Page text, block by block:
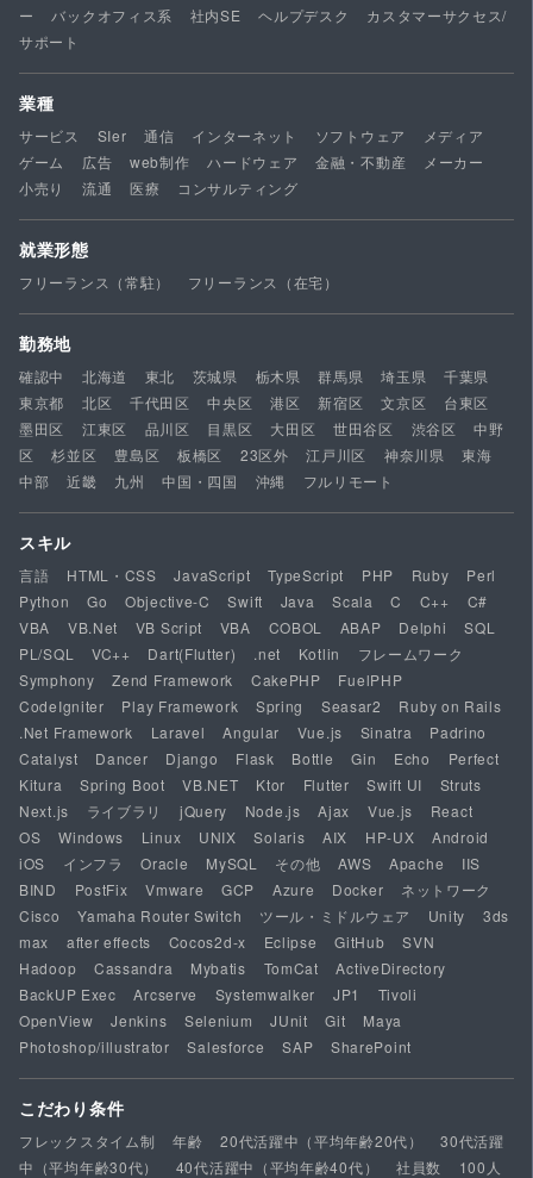
ー
バックオフィス系 社内SE ヘルプデスク
カスタマーサクセス/
サポート
業種
サービス SIer 通信 インターネット ソフトウェア
メディア
ゲーム
広告 web制作 ハードウェア 金融・不動産
メーカー
小売り
流通 医療 コンサルティング
就業形態
フリーランス（常駐） フリーランス（在宅）
勤務地
確認中 北海道 東北 茨城県 栃木県 群馬県 埼玉県
千葉県
東京都
北区 千代田区 中央区 港区 新宿区 文京区
台東区
墨田区
江東区 品川区 目黒区 大田区 世田谷区 渋谷区
中野
区
杉並区 豊島区 板橋区 23区外 江戸川区 神奈川県
東海
中部
近畿 九州 中国・四国 沖縄 フルリモート
スキル
言語 HTML・CSS JavaScript TypeScript PHP Ruby
Perl
Python
Go Objective-C Swift Java Scala C C++
C#
VBA
VB.Net VB Script VBA COBOL ABAP Delphi
SQL
PL/SQL
VC++ Dart(Flutter) .net Kotlin
フレームワーク
Symphony
Zend Framework CakePHP
FuelPHP
CodeIgniter
Play Framework Spring Seasar2
Ruby on Rails
.Net Framework
Laravel Angular Vue.js Sinatra
Padrino
Catalyst
Dancer Django Flask Bottle Gin Echo
Perfect
Kitura
Spring Boot VB.NET Ktor Flutter Swift UI
Struts
Next.js
ライブラリ jQuery Node.js Ajax Vue.js
React
OS
Windows Linux UNIX Solaris AIX HP-UX
Android
iOS
インフラ Oracle MySQL その他 AWS Apache
IIS
BIND
PostFix Vmware GCP Azure Docker
ネットワーク
Cisco
Yamaha Router Switch ツール・ミドルウェア Unity
3ds
max
after effects Cocos2d-x Eclipse GitHub
SVN
Hadoop
Cassandra Mybatis TomCat
ActiveDirectory
BackUP Exec
Arcserve Systemwalker JP1
Tivoli
OpenView
Jenkins Selenium JUnit Git
Maya
Photoshop/illustrator
Salesforce SAP SharePoint
こだわり条件
フレックスタイム制 年齢 20代活躍中（平均年齢20代）
30代活躍
中（平均年齢30代）
40代活躍中（平均年齢40代） 社員数 100人